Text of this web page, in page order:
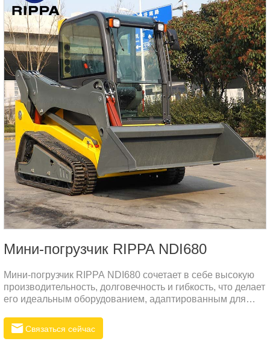
Мини-погрузчик RIPPA NDI680
Мини-погрузчик RIPPA NDI680 сочетает в себе высокую
производительность, долговечность и гибкость, что делает
его идеальным оборудованием, адаптированным для
высокопроизводительным двигателем Cummins
PCEXL02.8AAB, который не только обеспечивает
Связаться сейчас